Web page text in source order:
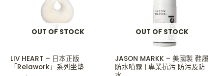
OUT OF STOCK
LIV HEART – 日本正版
「Relawork」系列坐墊
OUT OF STOCK
JASON MARKK – 美國製 鞋履
防水噴霧 | 專業抗污 防污及防